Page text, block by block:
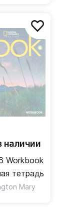
наличии
Workbook
тетрадь
Mary